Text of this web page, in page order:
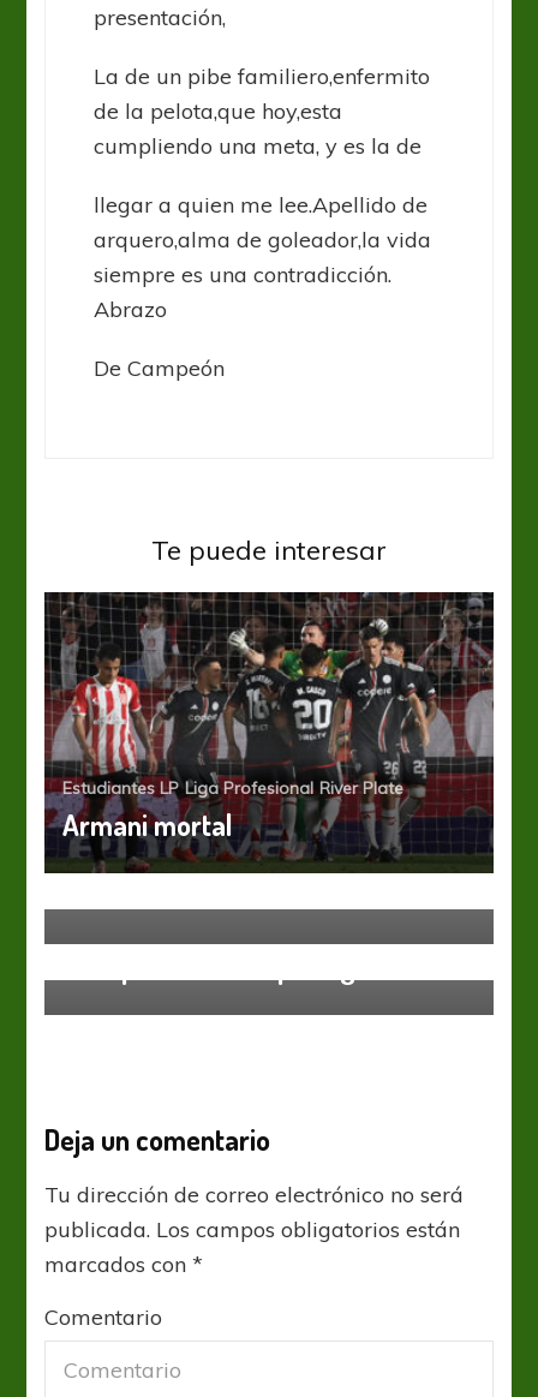
presentación,
La de un pibe familiero,enfermito
de la pelota,que hoy,esta
cumpliendo una meta, y es la de
llegar a quien me lee.Apellido de
arquero,alma de goleador,la vida
siempre es una contradicción.
Abrazo
De Campeón
Te puede interesar
Estudiantes LP Liga Profesional River Plate
Armani mortal
River Plate
Deja un comentario
Tu dirección de correo electrónico no será
publicada. Los campos obligatorios están
marcados con*
Comentario